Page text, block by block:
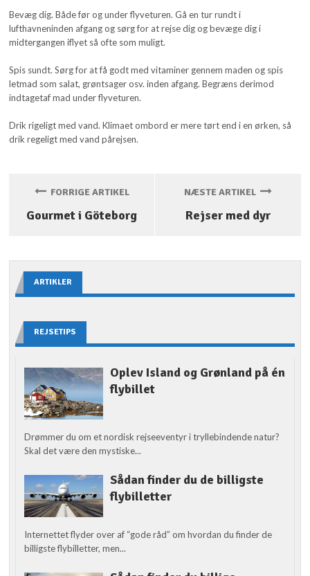
Bevæg dig. Både før og under flyveturen. Gå en tur rundt i
lufthavneninden afgang og sørg for at rejse dig og bevæge dig i
midtergangen iflyet så ofte som muligt.
Spis sundt. Sørg for at få godt med vitaminer gennem maden og spis
letmad som salat, grøntsager osv. inden afgang. Begræns derimod
indtagetaf mad under flyveturen.
Drik rigeligt med vand. Klimaet ombord er mere tørt end i en ørken, så
drik regeligt med vand pårejsen.
FORRIGE ARTIKEL
Gourmet i Göteborg
NÆSTE ARTIKEL
Rejser med dyr
ARTIKLER
REJSETIPS
Oplev Island og Grønland på én
flybillet
Drømmer du om et nordisk rejseeventyr i tryllebindende natur?
Skal det være den mystiske...
Sådan finder du de billigste
flybilletter
Internettet flyder over af “gode råd” om hvordan du finder de
billigste flybilletter, men...